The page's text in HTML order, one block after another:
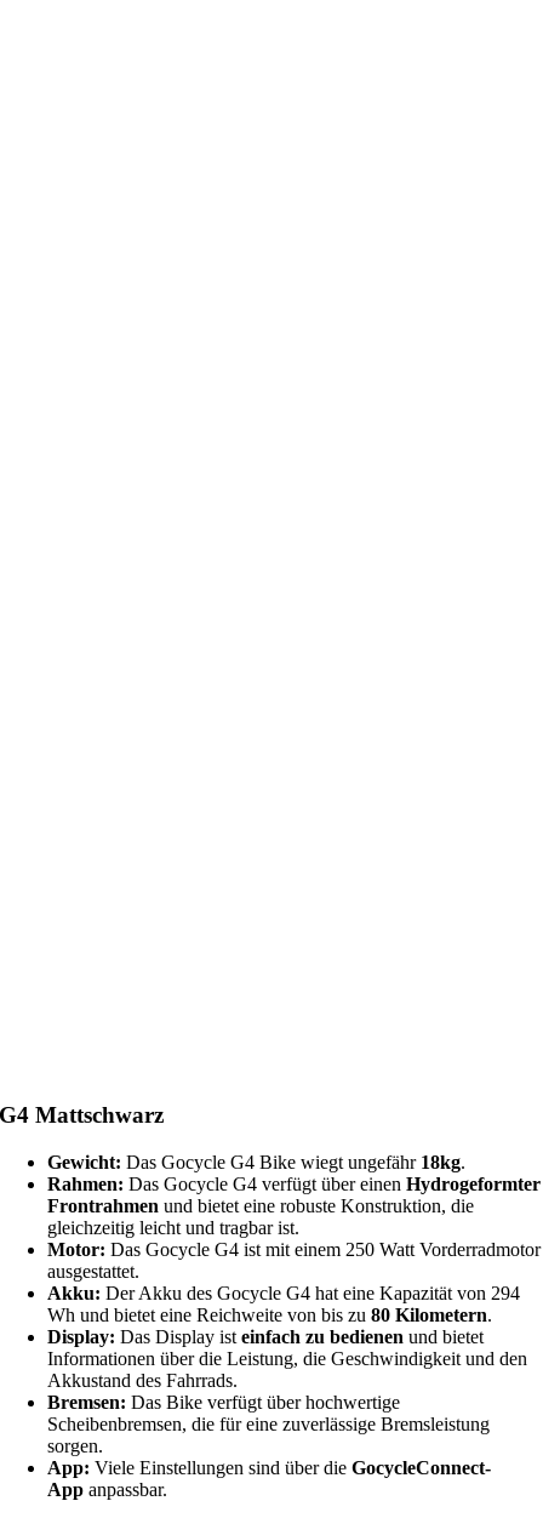
G4 Mattschwarz
Gewicht: Das Gocycle G4 Bike wiegt ungefähr 18kg.
Rahmen: Das Gocycle G4 verfügt über einenHydrogeformter
Frontrahmenund bietet eine robuste Konstruktion, die
gleichzeitig leicht und tragbar ist.
Motor: Das Gocycle G4 ist mit einem 250 Watt Vorderradmotor
ausgestattet.
Akku: Der Akku des Gocycle G4 hat eine Kapazität von 294
Wh und bietet eine Reichweite von bis zu80 Kilometern.
Display: Das Display isteinfach zu bedienen und bietet
Informationen über die Leistung, die Geschwindigkeit und den
Akkustand des Fahrrads.
Bremsen:Das Bike verfügt über hochwertige
Scheibenbremsen, die für eine zuverlässige Bremsleistung
sorgen.
App: Viele Einstellungen sind über dieGocycleConnect-
App anpassbar.